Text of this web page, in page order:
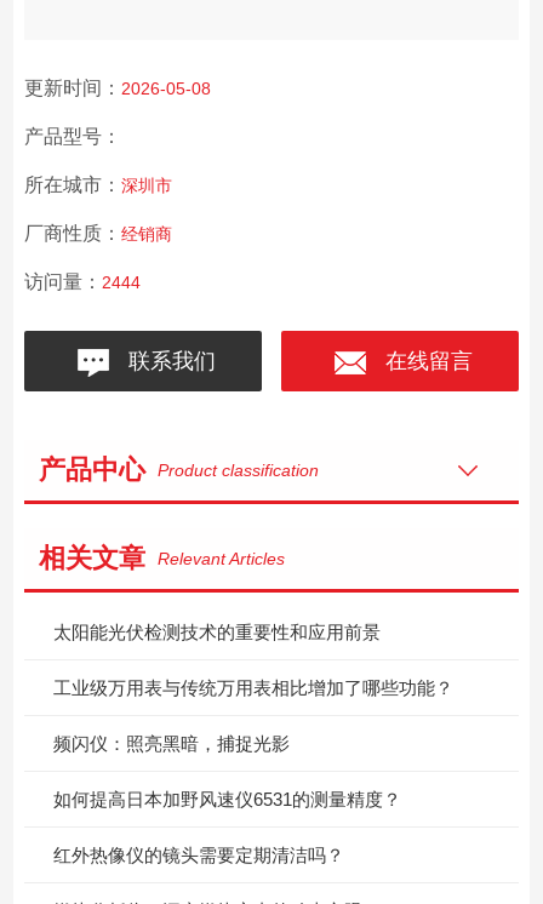
更新时间： 2026-05-08
产品型号：
所在城市： 深圳市
厂商性质： 经销商
访问量： 2444
联系我们 在线留言
产品中心 Product classification
相关文章 Relevant Articles
太阳能光伏检测技术的重要性和应用前景
工业级万用表与传统万用表相比增加了哪些功能？
频闪仪：照亮黑暗，捕捉光影
如何提高日本加野风速仪6531的测量精度？
红外热像仪的镜头需要定期清洁吗？